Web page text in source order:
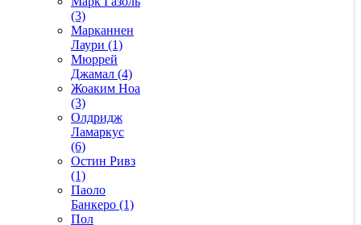
(3)
Марканнен
Лаури (1)
Мюррей
Джамал (4)
Жоаким Ноа
(3)
Олдридж
Ламаркус
(6)
Остин Ривз
(1)
Паоло
Банкеро (1)
Пол